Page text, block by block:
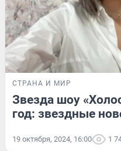
СТРАНА И МИР
Звезда шоу
год: звездные
19 октября, 2024, 16:00 1